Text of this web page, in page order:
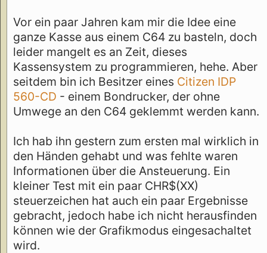
Vor ein paar Jahren kam mir die Idee eine
ganze Kasse aus einem C64 zu basteln, doch
leider mangelt es an Zeit, dieses
Kassensystem zu programmieren, hehe. Aber
seitdem bin ich Besitzer eines Citizen IDP
560-CD - einem Bondrucker, der ohne
Umwege an den C64 geklemmt werden kann.
Ich hab ihn gestern zum ersten mal wirklich in
den Händen gehabt und was fehlte waren
Informationen über die Ansteuerung. Ein
kleiner Test mit ein paar CHR$(XX)
steuerzeichen hat auch ein paar Ergebnisse
gebracht, jedoch habe ich nicht herausfinden
können wie der Grafikmodus eingesachaltet
wird.